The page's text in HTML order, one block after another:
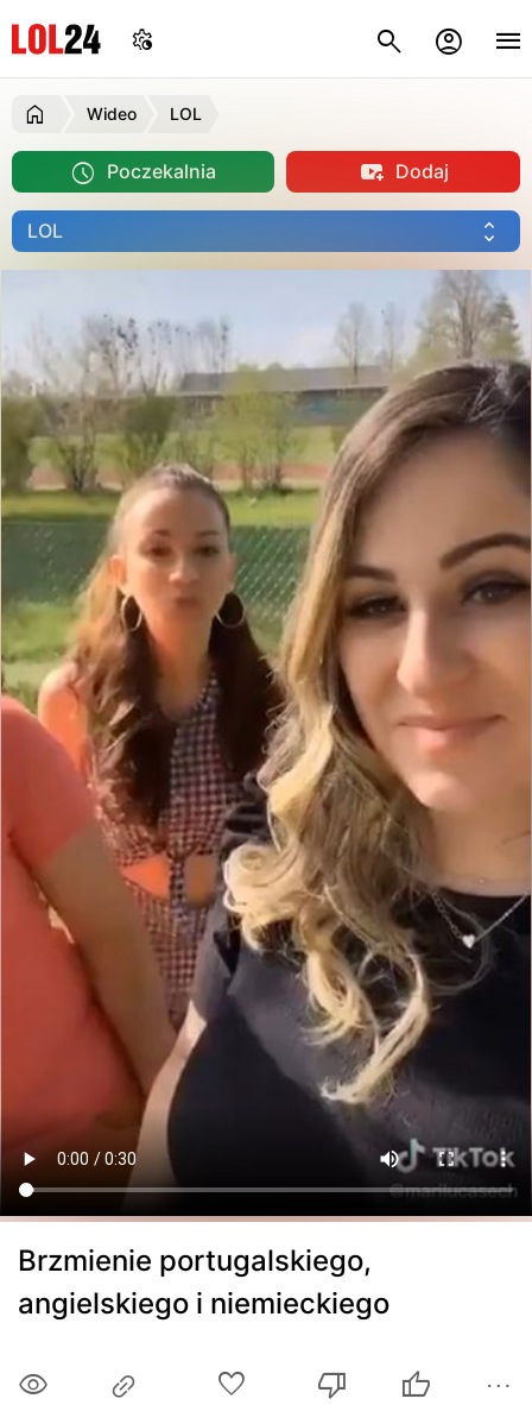
Wideo LOL
Poczekalnia Dodaj
Brzmienie portugalskiego,
angielskiego i niemieckiego